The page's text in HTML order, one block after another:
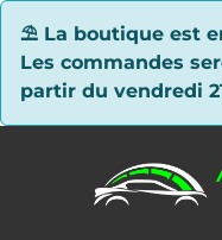
⛱ La boutique est
Les commandes
partir du vendredi
Panneau de